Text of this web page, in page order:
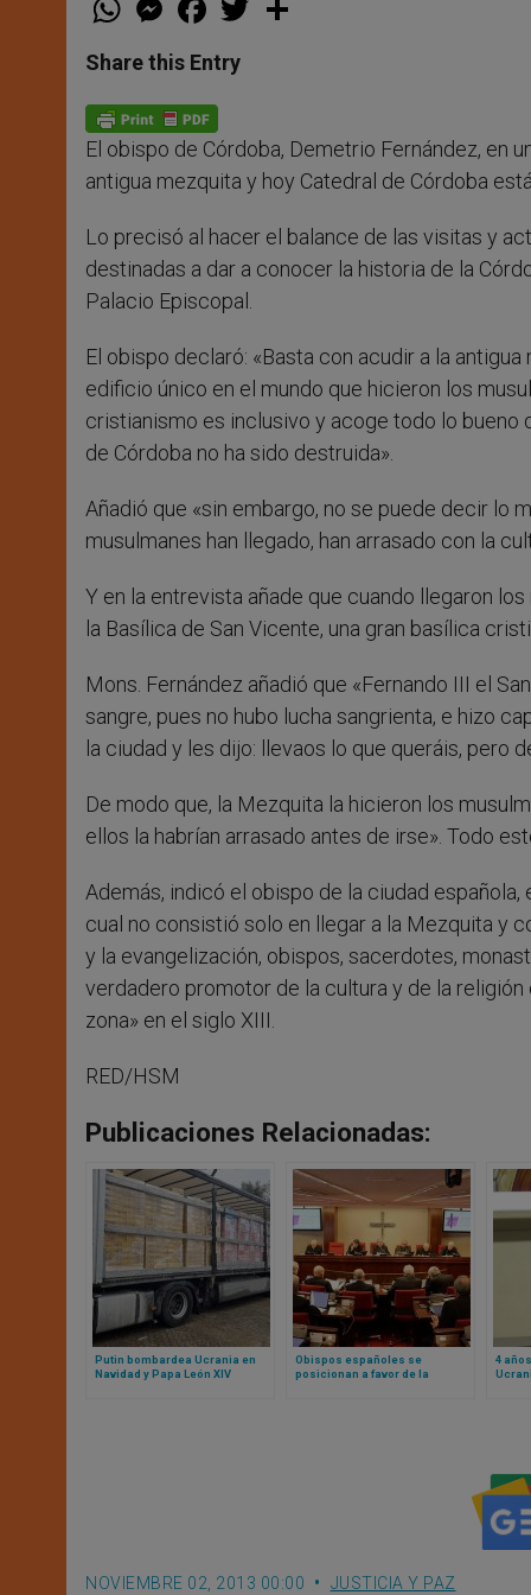
t
s
p
p
e
s
e
g
e
a
e
b
o
k
w
Share this Entry
El obispo de Córdoba, Demetrio Fernández, en
antigua mezquita y hoy Catedral de Córdoba
Lo precisó al hacer el balance de las visitas y
destinadas a dar a conocer la historia de la
Palacio Episcopal.
El obispo declaró: «Basta con acudir a la
edificio único en el mundo que hicieron los
cristianismo es inclusivo y acoge todo lo bueno
de Córdoba no ha sido destruida».
Añadió que «sin embargo, no se puede decir lo
musulmanes han llegado, han arrasado con la
Y en la entrevista añade que cuando llegaron
la Basílica de San Vicente, una gran basílica
Mons. Fernández añadió que «Fernando III el
sangre, pues no hubo lucha sangrienta, e hizo
la ciudad y les dijo: llevaos lo que queráis, pero
De modo que, la Mezquita la hicieron los
ellos la habrían arrasado antes de irse». Todo
Además, indicó el obispo de la ciudad
cual no consistió solo en llegar a la Mezquita y
y la evangelización, obispos, sacerdotes,
verdadero promotor de la cultura y de la
zona» en el siglo XIII.
RED/HSM
Publicaciones Relacionadas:
Putin bombardea Ucrania en
Navidad y Papa León XIV
Obispos españoles se
posicionan a favor de la
4
NOVIEMBRE 02, 2013 00:00 JUSTICIA Y PAZ